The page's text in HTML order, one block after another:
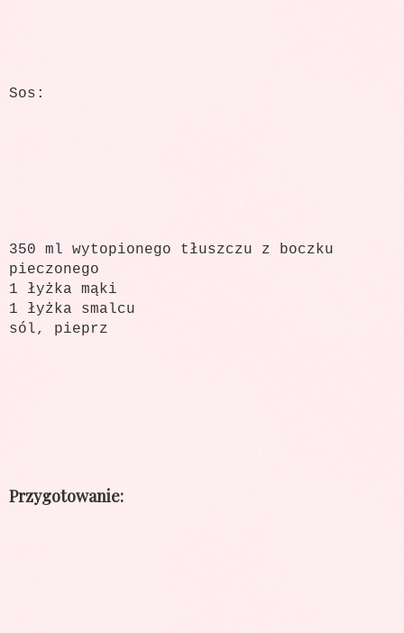
Sos:
350 ml wytopionego tłuszczu z boczku
pieczonego
1 łyżka mąki
1 łyżka smalcu
sól, pieprz
Przygotowanie: